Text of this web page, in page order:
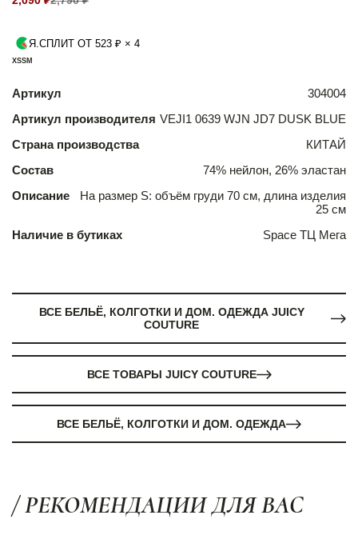
Я.СПЛИТ ОТ 523 ₽ × 4
XSSM
Артикул
304004
Артикул производителя VEJI1 0639 WJN JD7 DUSK BLUE
Страна производства
КИТАЙ
Состав
74% нейлон, 26% эластан
Описание
На размер S: объём груди 70 см, длина изделия
25 см
Наличие в бутиках
Space ТЦ Мега
ВСЕ БЕЛЬЁ, КОЛГОТКИ И ДОМ. ОДЕЖДА JUICY
COUTURE
ВСЕ ТОВАРЫ JUICY COUTURE
ВСЕ БЕЛЬЁ, КОЛГОТКИ И ДОМ. ОДЕЖДА
/ РЕКОМЕНДАЦИИ ДЛЯ ВАС